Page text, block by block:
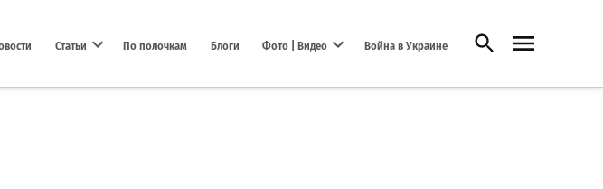
Статьи По полочкам Блоги Фото | Видео Война в Украине Открыть поиск